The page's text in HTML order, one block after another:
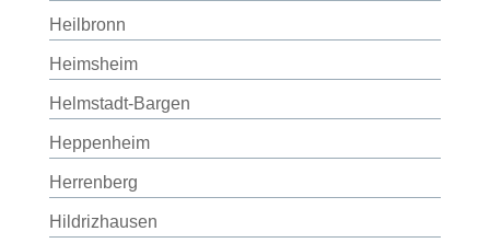
Heilbronn
Heimsheim
Helmstadt-Bargen
Heppenheim
Herrenberg
Hildrizhausen